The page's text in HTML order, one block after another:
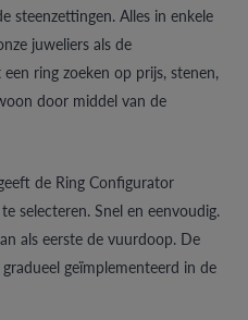
steenzettingen. Alles in enkele
juweliers als de
ring zoeken op prijs, stenen,
door middel van de
de Ring Configurator
selecteren. Snel en eenvoudig.
als eerste de vuurdoop. De
geïmplementeerd in de